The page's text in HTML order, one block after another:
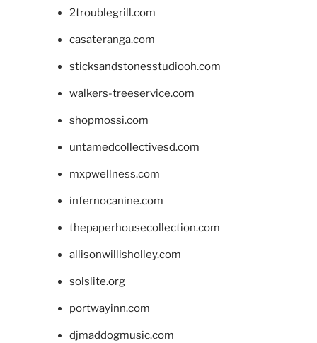
2troublegrill.com
casateranga.com
sticksandstonesstudiooh.com
walkers-treeservice.com
shopmossi.com
untamedcollectivesd.com
mxpwellness.com
infernocanine.com
thepaperhousecollection.com
allisonwillisholley.com
solslite.org
portwayinn.com
djmaddogmusic.com